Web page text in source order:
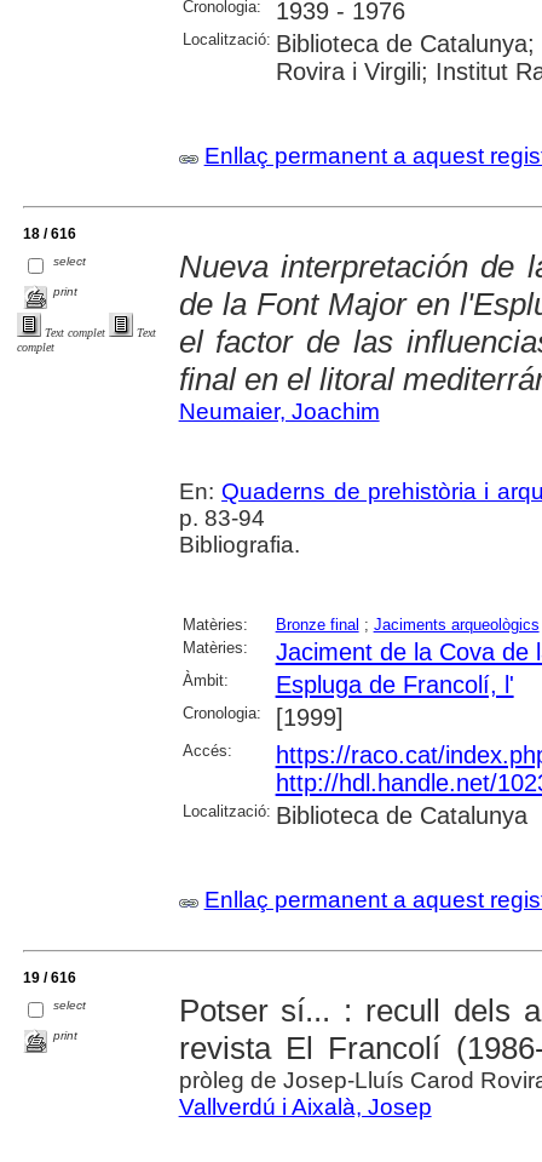
Cronologia: 1939 - 1976
Localització: Biblioteca de
Rovira i Virgili; Institut
Enllaç permanent a aquest
18 / 616
select
print
Text complet
Text
complet
Nueva interpretación de
de la Font Major en
el factor de las
final en el litoral
Neumaier, Joachim
En: Quaderns de prehistòria i
p. 83-94
Bibliografia.
Matèries: Bronze final ; Jaciments arqueològics
Matèries:
Jaciment de la Cova de
Àmbit: Espluga de Francolí, l'
Cronologia: [1999]
Accés:
https://raco.cat/
http://hdl.handle.net/
Localització: Biblioteca de Catalunya
Enllaç permanent a aquest
19 / 616
select
print
Potser sí... : recull dels
revista El Francolí
pròleg de Josep-Lluís Carod
Vallverdú i Aixalà, Josep